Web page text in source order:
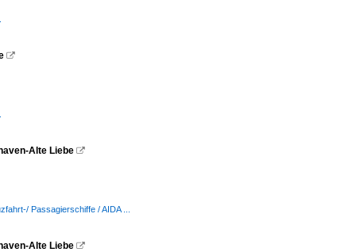

Alte Liebe 
Passagierschiffe / AIDA ...
Alte Liebe 